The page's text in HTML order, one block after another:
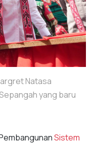
Natasa
yang baru
Sistem